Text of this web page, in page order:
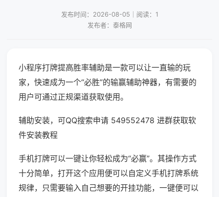
发布时间：2026-08-05｜阅读：1
发布者：泰格网
小程序打牌提高胜率辅助是一款可以让一直输的玩
家，快速成为一个“必胜”的输赢辅助神器，有需要的
用户可通过正规渠道获取使用。
辅助安装，可QQ搜索申请 549552478 进群获取软
件安装教程
手机打牌可以一键让你轻松成为“必赢”。其操作方式
十分简单，打开这个应用便可以自定义手机打牌系统
规律，只需要输入自己想要的开挂功能，一键便可以